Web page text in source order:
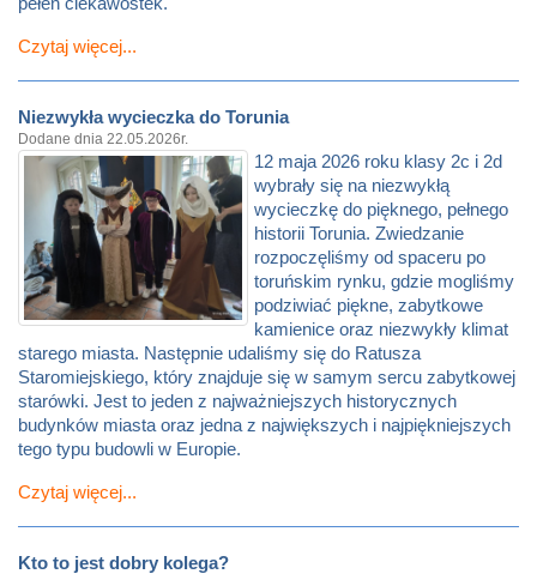
Czytaj więcej...
Niezwykła wycieczka do Torunia
Dodane dnia 22.05.2026r.
12 maja 2026 roku klasy 2c i 2d
wybrały się na niezwykłą
wycieczkę do pięknego, pełnego
historii Torunia. Zwiedzanie
rozpoczęliśmy od spaceru po
toruńskim rynku, gdzie mogliśmy
podziwiać piękne, zabytkowe
kamienice oraz niezwykły klimat
starego miasta. Następnie udaliśmy się do Ratusza
Staromiejskiego, który znajduje się w samym sercu zabytkowej
starówki. Jest to jeden z najważniejszych historycznych
budynków miasta oraz jedna z największych i najpiękniejszych
tego typu budowli w Europie.
Czytaj więcej...
Kto to jest dobry kolega?